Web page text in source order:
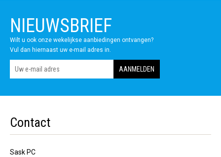
NIEUWSBRIEF
Wilt u ook onze wekelijkse aanbiedingen ontvangen?
Vul dan hiernaast uw e-mail adres in.
Contact
Sask PC